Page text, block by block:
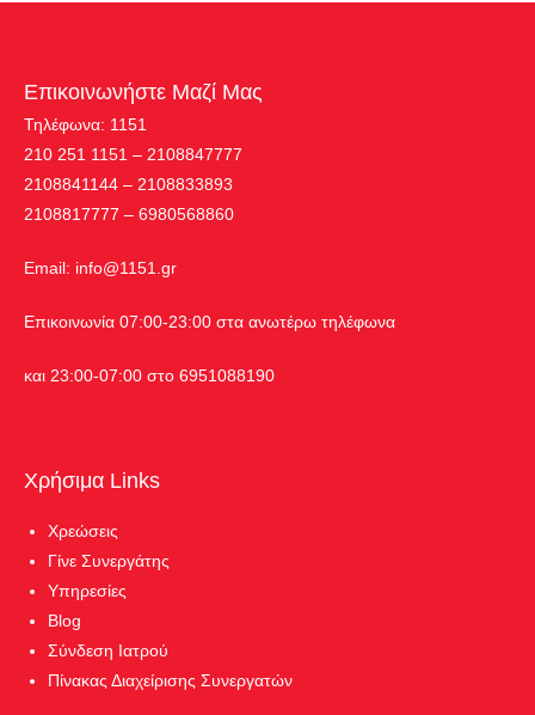
Επικοινωνήστε Μαζί Μας
Τηλέφωνα: 1151
210 251 1151 – 2108847777
2108841144 – 2108833893
2108817777 – 6980568860
Εmail: info@1151.gr
Επικοινωνία 07:00-23:00 στα ανωτέρω τηλέφωνα
και 23:00-07:00 στο 6951088190
Χρήσιμα Links
Χρεώσεις
Γίνε Συνεργάτης
Υπηρεσίες
Blog
Σύνδεση Ιατρού
Πίνακας Διαχείρισης Συνεργατών